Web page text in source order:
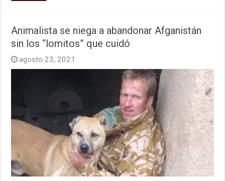
Animalista se niega a abandonar Afganistán
sin los “lomitos” que cuidó
agosto 23, 2021